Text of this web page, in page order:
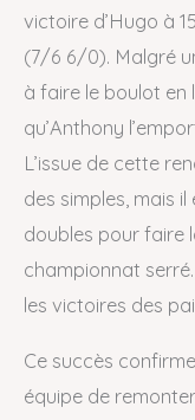
victoire d’Hugo à
(7/6 6/0). Malgré
à faire le boulot
qu’Anthony
L’issue de cette
des simples, mais
doubles pour faire
championnat
les victoires des
Ce succès
équipe de